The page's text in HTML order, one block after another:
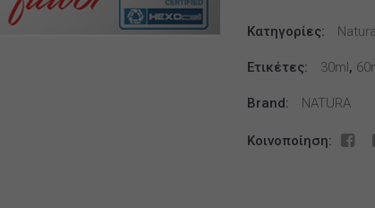
*
*
ποσότητα
Κατηγορίες: Natura
Ετικέτες: 30ml,
Brand: NATURA
Κοινοποίηση: